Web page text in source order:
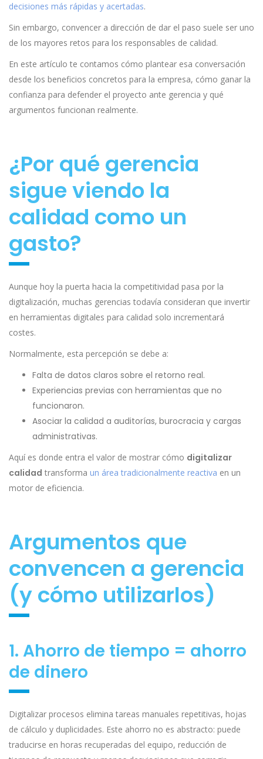
decisiones más rápidas y acertadas.
Sin embargo, convencer a dirección de dar el paso suele ser uno
de los mayores retos para los responsables de calidad.
En este artículo te contamos cómo plantear esa conversación
desde los beneficios concretos para la empresa, cómo ganar la
confianza para defender el proyecto ante gerencia y qué
argumentos funcionan realmente.
¿Por qué gerencia
sigue viendo la
calidad como un
gasto?
Aunque hoy la puerta hacia la competitividad pasa por la
digitalización, muchas gerencias todavía consideran que invertir
en herramientas digitales para calidad solo incrementará
costes.
Normalmente, esta percepción se debe a:
Falta de datos claros sobre el retorno real.
Experiencias previas con herramientas que no
funcionaron.
Asociar la calidad a auditorías, burocracia y cargas
administrativas.
Aquí es donde entra el valor de mostrar cómo digitalizar
calidad transforma un área tradicionalmente reactiva en un
motor de eficiencia.
Argumentos que
convencen a gerencia
(y cómo utilizarlos)
1. Ahorro de tiempo = ahorro
de dinero
Digitalizar procesos elimina tareas manuales repetitivas, hojas
de cálculo y duplicidades. Este ahorro no es abstracto: puede
traducirse en horas recuperadas del equipo, reducción de